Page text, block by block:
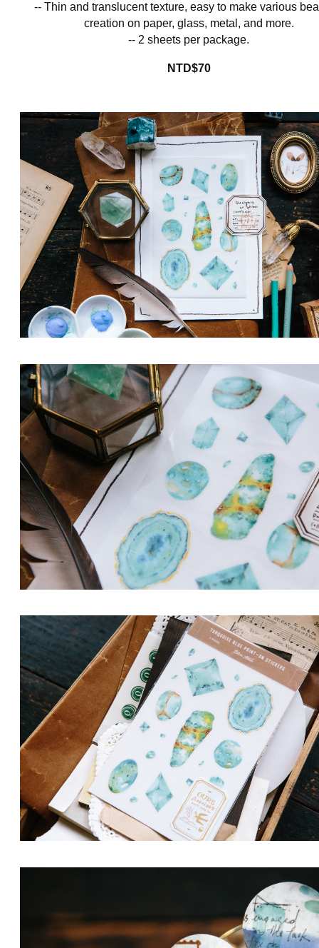
-- Thin and translucent texture, easy to make various
creation on paper, glass, metal, and more.
-- 2 sheets per package.
NTD$70